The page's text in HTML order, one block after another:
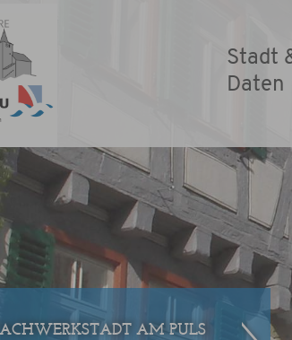
Stadt
Daten
AM PULS